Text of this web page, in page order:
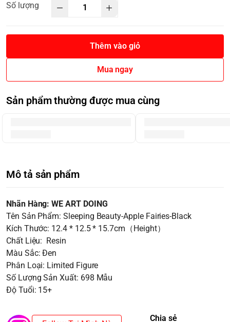
Số lượng
Thêm vào giỏ
Mua ngay
Sản phẩm thường được mua cùng
Mô tả sản phẩm
Nhãn Hàng: WE ART DOING
Tên Sản Phẩm: Sleeping Beauty-Apple Fairies-Black
Kích Thước: 12.4 * 12.5 * 15.7cm（Height）
Chất Liệu: Resin
Màu Sắc: Đen
Phân Loại: Limited Figure
Số Lượng Sản Xuất: 698 Mẫu
Độ Tuổi: 15+
Chia sẻ